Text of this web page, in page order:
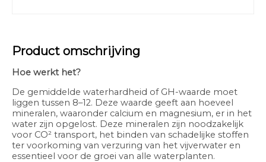
Product omschrijving
Hoe werkt het?
De gemiddelde waterhardheid of GH-waarde moet
liggen tussen 8–12. Deze waarde geeft aan hoeveel
mineralen, waaronder calcium en magnesium, er in het
water zijn opgelost. Deze mineralen zijn noodzakelijk
voor CO² transport, het binden van schadelijke stoffen
ter voorkoming van verzuring van het vijverwater en
essentieel voor de groei van alle waterplanten.